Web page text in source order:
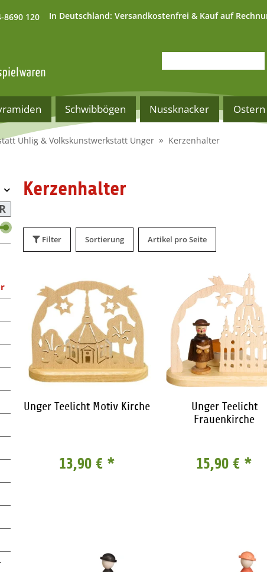
8690 120 In Deutschland: Versandkostenfrei & Kauf auf
Schwibbögen Nussknacker Ostern
Uhlig & Volkskunstwerkstatt Unger Kerzenhalter
Kerzenhalter
Filter Sortierung Artikel pro Seite
Unger Teelicht Motiv Kirche
13,90 € *
Unger Teelicht
Frauenkirche
15,90 € *